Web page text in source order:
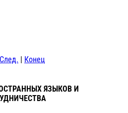
След. | Конец
ЯЗЫКОВ И